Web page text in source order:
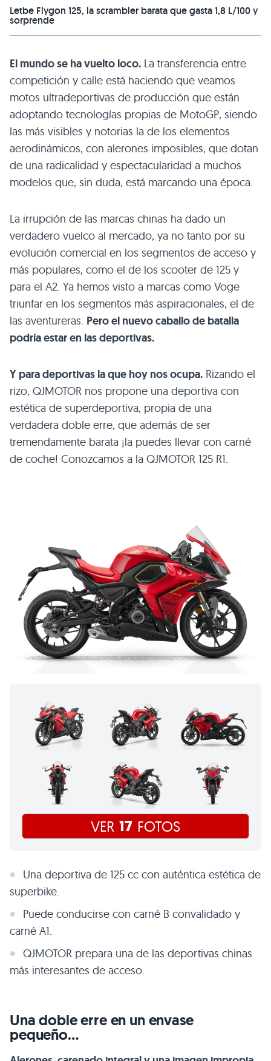
Letbe Flygon 125, la scrambler barata que gasta 1,8 L/100 y
sorprende
El mundo se ha vuelto loco. La transferencia entre
competición y calle está haciendo que veamos
motos ultradeportivas de producción que están
adoptando tecnologías propias de MotoGP, siendo
las más visibles y notorias la de los elementos
aerodinámicos, con alerones imposibles, que dotan
de una radicalidad y espectacularidad a muchos
modelos que, sin duda, está marcando una época.
La irrupción de las marcas chinas ha dado un
verdadero vuelco al mercado, ya no tanto por su
evolución comercial en los segmentos de acceso y
más populares, como el de los scooter de 125 y
para el A2. Ya hemos visto a marcas como Voge
triunfar en los segmentos más aspiracionales, el de
las aventureras. Pero el nuevo caballo de batalla
podría estar en las deportivas.
Y para deportivas la que hoy nos ocupa. Rizando el
rizo, QJMOTOR nos propone una deportiva con
estética de superdeportiva, propia de una
verdadera doble erre, que además de ser
tremendamente barata ¡la puedes llevar con carné
de coche! Conozcamos a la QJMOTOR 125 R1.
VER 17 FOTOS
Una deportiva de 125 cc con auténtica estética de
superbike.
Puede conducirse con carné B convalidado y
carné A1.
QJMOTOR prepara una de las deportivas chinas
más interesantes de acceso.
Una doble erre en un envase
pequeño…